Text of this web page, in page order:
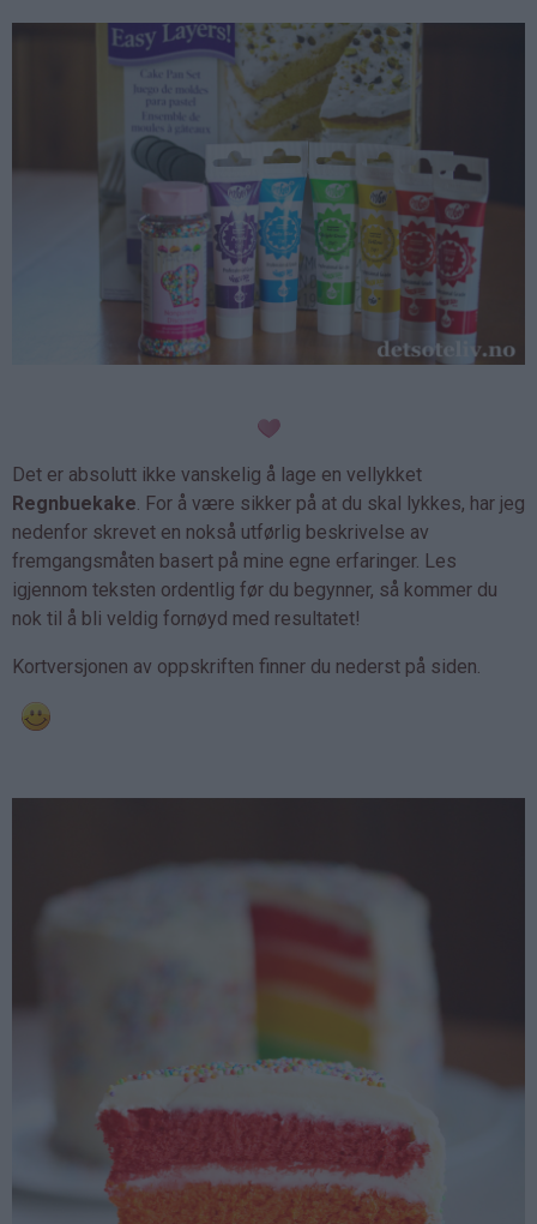
Det er absolutt ikke vanskelig å lage en vellykket
Regnbuekake. For å være sikker på at du skal lykkes, har jeg
nedenfor skrevet en nokså utførlig beskrivelse av
fremgangsmåten basert på mine egne erfaringer. Les
igjennom teksten ordentlig før du begynner, så kommer du
nok til å bli veldig fornøyd med resultatet!
Kortversjonen av oppskriften finner du nederst på siden.